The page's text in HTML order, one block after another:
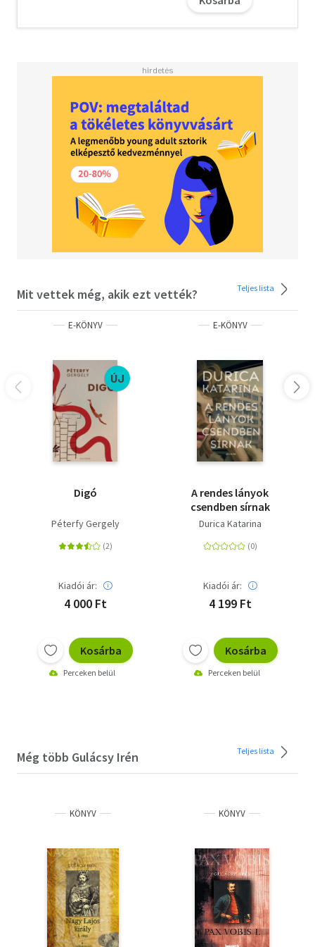
biblia előképe a regény szerint Jób, a leprás király volt,
alakja: esendő és támaszra vágyó, boldogtalan, sorsával
asszony, anya – s ugyanakkor vérszomjas, bosszúálló
hisztérika, hatalomvágyó, pompakedvelő, gőgös és hiú
uralkodónő.
A letöltéssel kapcsolatos kérdésekreitttalálhat választ.
Mit vettek még, akik ezt vették? Teljes lista
E-KÖNYV
ÚJ
Digó
Péterfy Gergely
Kiadói ár:
4 000 Ft
Kosárba
Perceken belül
E-KÖNYV
A ​rendes lányok
csendben sírnak
Durica Katarina
Kiadói ár:
4 199 Ft
Kosárba
Perceken belül
Még több Gulácsy Irén Teljes lista
KÖNYV KÖNYV